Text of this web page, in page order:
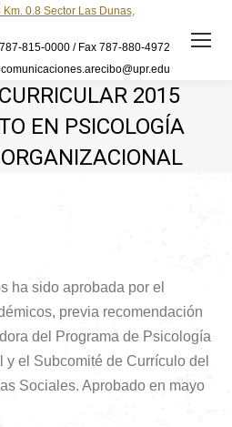
Km. 0.8 Sector Las Dunas,
787-815-0000 / Fax 787-880-4972
2015
EN PSICOLOGÍA
ha sido aprobada por el
previa recomendación
del Programa de Psicología
y el Subcomité de Currículo del
Sociales. Aprobado en mayo